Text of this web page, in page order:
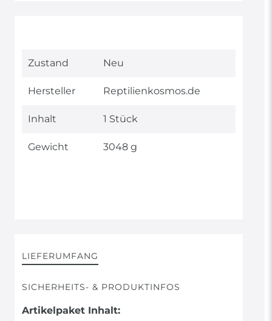
Technisches
Wert
Zustand Neu
Hersteller Reptilienkosmos.de
Inhalt 1 Stück
Gewicht 3048 g
LIEFERUMFANG
SICHERHEITS- & PRODUKTINFOS
Artikelpaket Inhalt: